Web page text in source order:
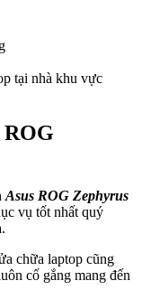
tại nhà khu vực
Asus ROG Zephyrus
vụ tốt nhất quý
chữa laptop cũng
cố gắng mang đến